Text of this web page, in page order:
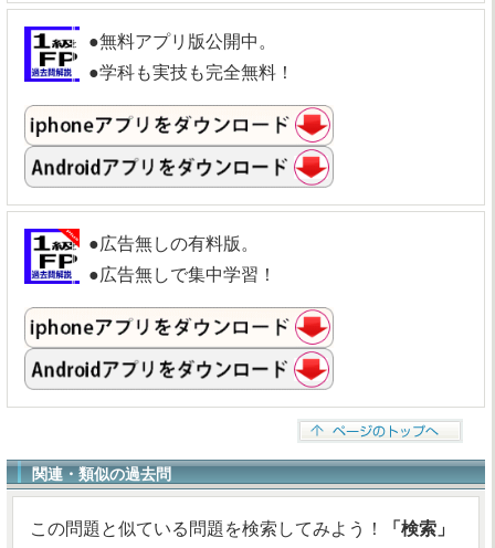
●無料アプリ版公開中。
●学科も実技も完全無料！
●広告無しの有料版。
●広告無しで集中学習！
関連・類似の過去問
この問題と似ている問題を検索してみよう！
「検索」